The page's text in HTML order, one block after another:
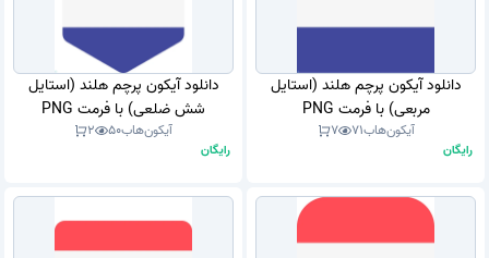
دانلود آیکون پرچم هلند (استایل
مربعی) با فرمت PNG
آیکون‌هاب71
7
رایگان
دانلود آیکون پرچم هلند (استایل
شش ضلعی) با فرمت PNG
آیکون‌هاب50
2
رایگان